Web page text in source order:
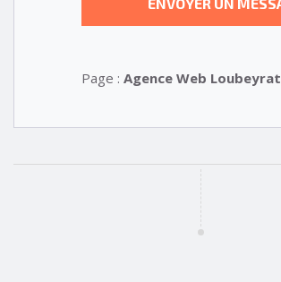
Page : Agence Web Loubeyrat